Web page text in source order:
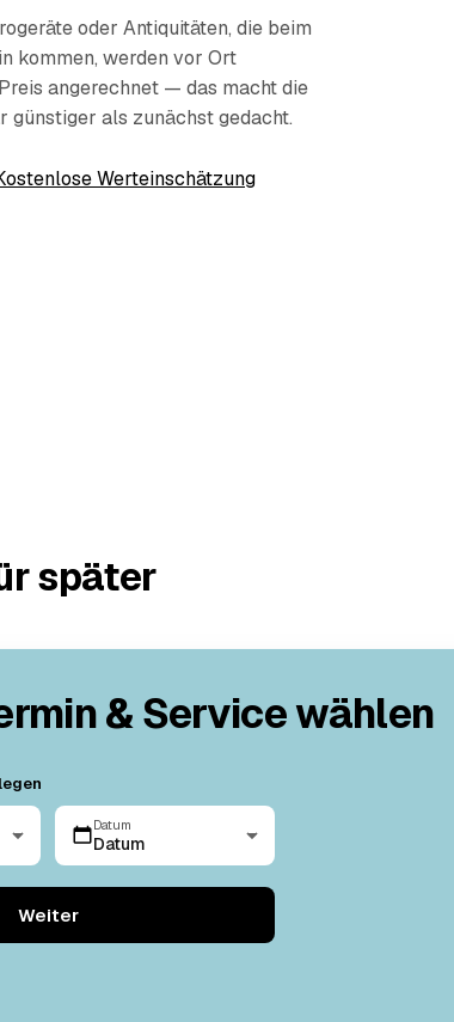
oder Antiquitäten, die beim
kommen, werden vor Ort
angerechnet — das macht die
günstiger als zunächst gedacht.
Werteinschätzung
später
& Service wählen
Datum
Datum
Weiter